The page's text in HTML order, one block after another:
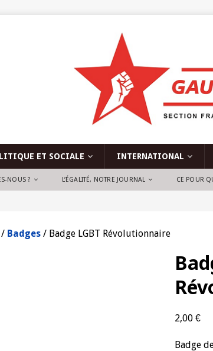
ET SOCIALE INTERNATIONAL
NOUS ? L’ÉGALITÉ, NOTRE JOURNAL CE POUR
/ Badges / Badge LGBT Révolutionnaire
2,00 €
Badge